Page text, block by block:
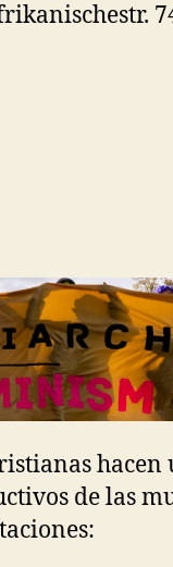
hacen
de las